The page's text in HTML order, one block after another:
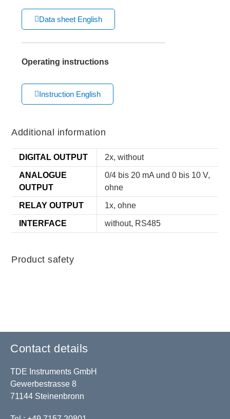
Data sheet English
Operating instructions
Instruction English
Additional information
DIGITAL OUTPUT 2x, without
ANALOGUE
OUTPUT
0/4 bis 20 mA und 0 bis 10 V,
ohne
RELAY OUTPUT 1x, ohne
INTERFACE without, RS485
Product safety
Contact details
TDE Instruments GmbH
Gewerbestrasse 8
71144 Steinenbronn